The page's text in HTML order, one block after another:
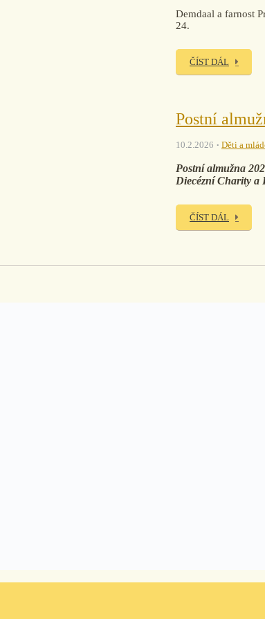
Demdaal a farnost
24.
ČÍST DÁL
Postní
10.2.2026 Děti a
Postní almužna
Diecézní Charity a
ČÍST DÁL